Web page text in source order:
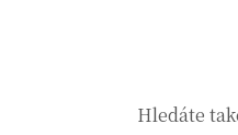
Hledáte